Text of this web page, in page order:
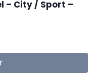
– City / Sport –